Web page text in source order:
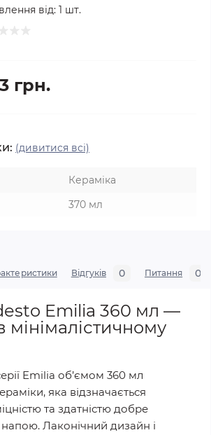
від: 1 шт.
грн.
(дивитися всі)
Кераміка
370 мл
Відгуків 0 Питання 0
Emilia 360 мл —
мінімалістичному
Emilia об’ємом 360 мл
яка відзначається
та здатністю добре
напою. Лаконічний дизайн і